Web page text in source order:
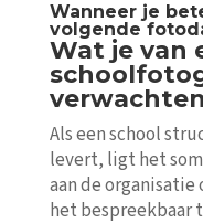
Wanneer je
volgende
Wat je van
verwachten
Als een school
levert, ligt het
aan de organisatie
het bespreekbaar